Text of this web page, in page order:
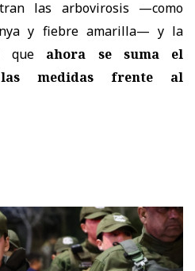
las arbovirosis —como
y fiebre amarilla— y la
que ahora se suma el
medidas frente al